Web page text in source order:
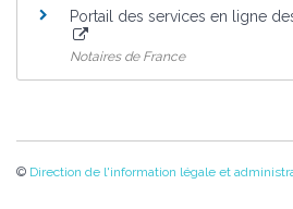
Portail des services en ligne
Notaires de France
© Direction de l'information légale et